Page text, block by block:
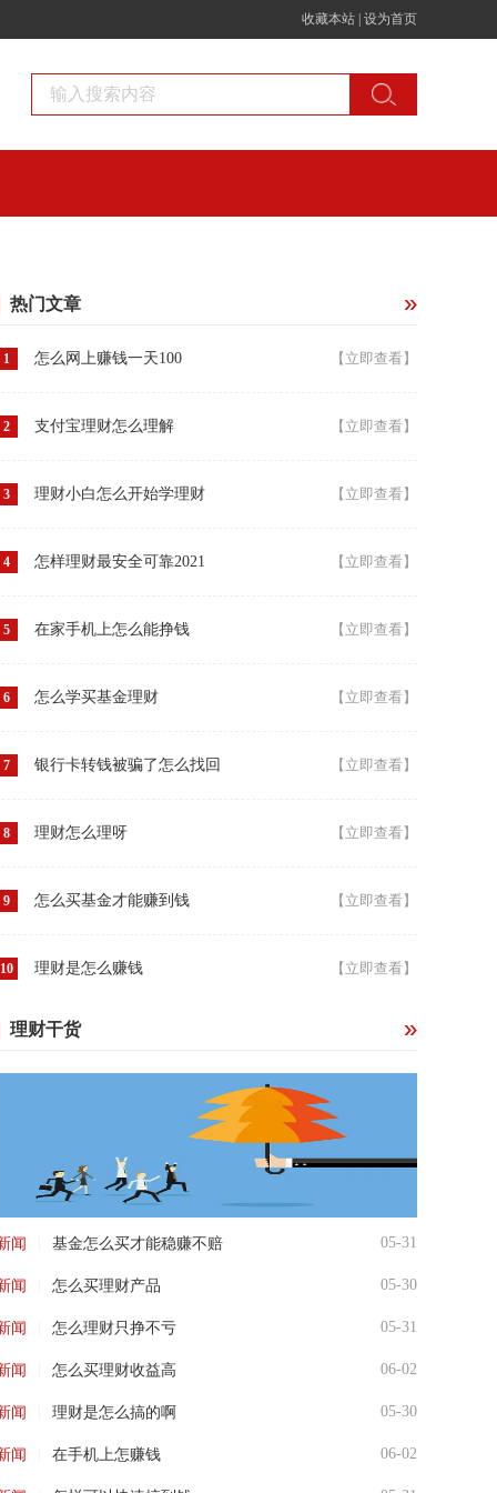
收藏本站 设为首页
热门文章
1 怎么网上赚钱一天100 【立即查看】
2 支付宝理财怎么理解 【立即查看】
3 理财小白怎么开始学理财 【立即查看】
4 怎样理财最安全可靠2021 【立即查看】
5 在家手机上怎么能挣钱 【立即查看】
6 怎么学买基金理财 【立即查看】
7 银行卡转钱被骗了怎么找回 【立即查看】
8 理财怎么理呀 【立即查看】
9 怎么买基金才能赚到钱 【立即查看】
10 理财是怎么赚钱 【立即查看】
理财干货
闻 基金怎么买才能稳赚不赔 05-31
闻 怎么买理财产品 05-30
闻 怎么理财只挣不亏 05-31
闻 怎么买理财收益高 06-02
闻 理财是怎么搞的啊 05-30
闻 在手机上怎赚钱 06-02